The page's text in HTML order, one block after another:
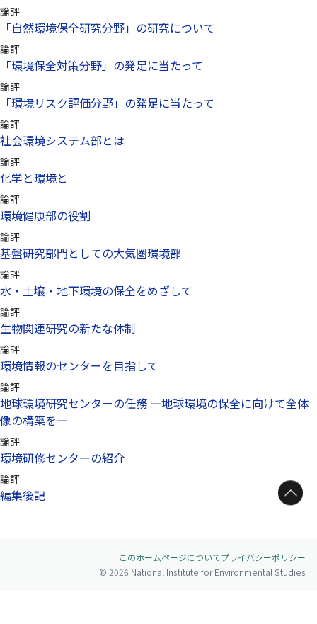
論評
「自然環境保全研究分野」の研究について
論評
「環境保全対策分野」の発足に当たって
論評
「環境リスク評価分野」の発足に当たって
論評
社会環境システム部とは
論評
化学と環境と
論評
環境健康部の役割
論評
基盤研究部門としての大気圏環境部
論評
水・土壌・地下環境の保全をめざして
論評
生物関連研究の新たな体制
論評
環境情報のセンターを目指して
論評
地球環境研究センターの任務 —地球環境の保全に向けて全体
像の構築を—
論評
環境研修センターの紹介
論評
編集後記 ページトップへ
このホームページについてプライバシーポリシー
© 2026 National Institute for Environmental Studies